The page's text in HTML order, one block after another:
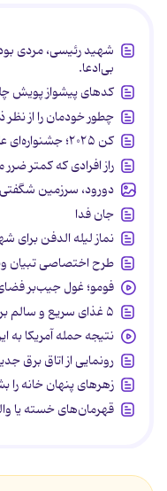
شهید رئیسی، مردی
بی‌ادعا.
کدهای پیشواز پویش
چطور خودمان را از نظر ذهنی ۳۸ برابر
کن ۲۰۲۵؛ جشنواره‌ای علیه خانواده
راز افرادی که کمتر
دورود، سرزمین
جان فدا
نماز لیله الدفن برای
طرح اختصاصی تبیان
فومو؛ غول جیب‌بر
۵ غذای سریع و سالم برای طبیعت‌گردی
نتیجه حمله آمریکا به
رونمایی از اتاق برق
زهرهای پنهان خانه را
قهرمان‌های خسته یا